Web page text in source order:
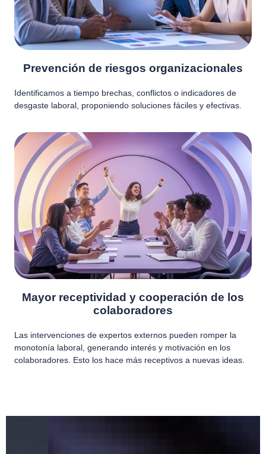
Prevención de riesgos organizacionales
Identificamos a tiempo brechas, conflictos o indicadores de
desgaste laboral, proponiendo soluciones fáciles y efectivas.
Mayor receptividad y cooperación de los
colaboradores
Las intervenciones de expertos externos pueden romper la
monotonía laboral, generando interés y motivación en los
colaboradores. Esto los hace más receptivos a nuevas ideas.